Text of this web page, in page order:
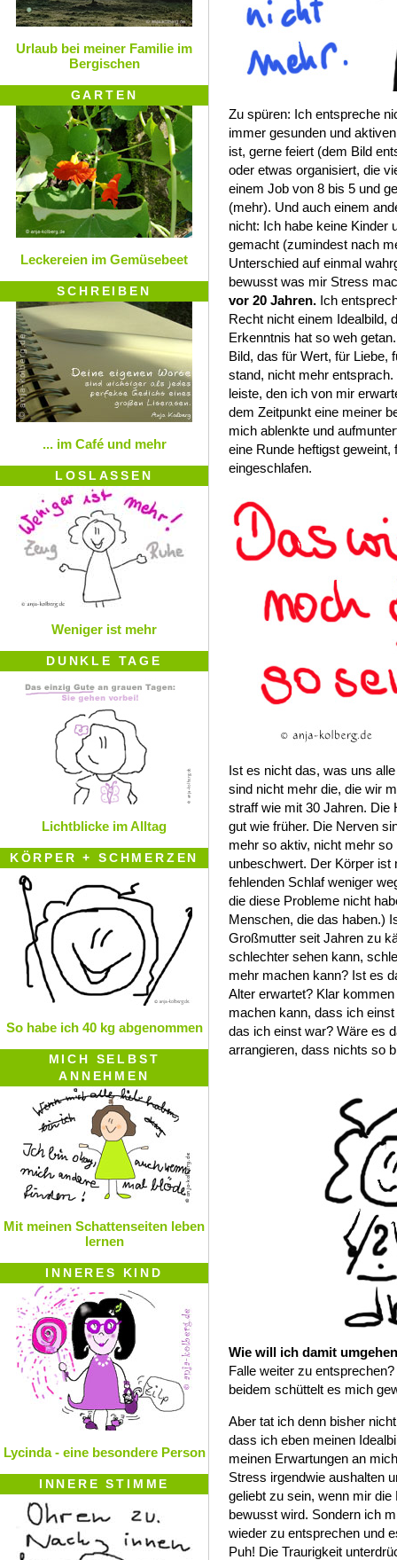
Zu spüren: Ich entspreche
immer gesunden und
ist, gerne feiert (dem Bild
oder etwas organisiert, die
einem Job von 8 bis 5 und
(mehr). Und auch einem
nicht: Ich habe keine Kinder
gemacht (zumindest nach
Unterschied auf einmal
bewusst was mir Stress
vor 20 Jahren. Ich
Recht nicht einem Idealbild,
Erkenntnis hat so weh
Bild, das für Wert, für Liebe,
stand, nicht mehr
leiste, den ich von mir
dem Zeitpunkt eine meiner
mich ablenkte und
eine Runde heftigst
eingeschlafen.
Ist es nicht das, was uns
sind nicht mehr die, die wir
straff wie mit 30 Jahren. Die
gut wie früher. Die Nerven
mehr so aktiv, nicht mehr
unbeschwert. Der Körper
fehlenden Schlaf weniger
die diese Probleme nicht
Menschen, die das haben.)
Großmutter seit Jahren zu
schlechter sehen kann,
mehr machen kann? Ist es
Alter erwartet? Klar
machen kann, dass ich
das ich einst war? Wäre es
arrangieren, dass nichts so
Wie will ich damit
Falle weiter zu
beidem schüttelt es mich
Aber tat ich denn bisher
dass ich eben meinen
meinen Erwartungen an
Stress irgendwie aushalten
geliebt zu sein, wenn mir
bewusst wird. Sondern ich
wieder zu entsprechen und
Puh! Die Traurigkeit
Urlaub bei meiner Familie im
Bergischen
GARTEN
Leckereien im Gemüsebeet
SCHREIBEN
... im Café und mehr
LOSLASSEN
Weniger ist mehr
DUNKLE TAGE
Lichtblicke im Alltag
KÖRPER + SCHMERZEN
So habe ich 40 kg abgenommen
MICH SELBST
ANNEHMEN
Mit meinen Schattenseiten leben
lernen
INNERES KIND
Lycinda - eine besondere Person
INNERE STIMME